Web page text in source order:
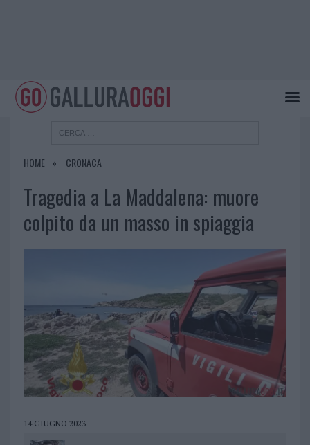
HOME CRONACA
Tragedia a La Maddalena: muore
colpito da un masso in spiaggia
14 GIUGNO 2023